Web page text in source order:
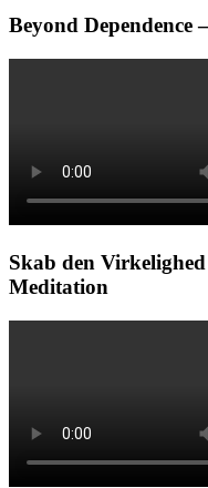
Beyond
Skab den
Meditation